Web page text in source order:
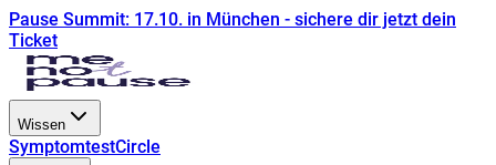
Pause Summit: 17.10. in München - sichere dir jetzt dein
Ticket
Wissen
SymptomtestCircle